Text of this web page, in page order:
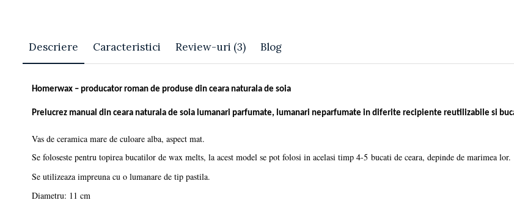
Descriere Caracteristici Review-uri (3) Blog
Homerwax – producator roman de produse din ceara naturala de soia
Prelucrez manual din ceara naturala de soia lumanari parfumate, lumanari neparfumate in diferite recipiente reutilizabile si
Vas de ceramica mare de culoare alba, aspect mat.
Se foloseste pentru topirea bucatilor de wax melts, la acest model se pot folosi in acelasi timp 4-5 bucati de ceara, depinde de marimea lor.
Se utilizeaza impreuna cu o lumanare de tip pastila.
Diametru: 11 cm